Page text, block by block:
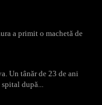
a primit o machetă de
Un tânăr de 23 de ani
după...